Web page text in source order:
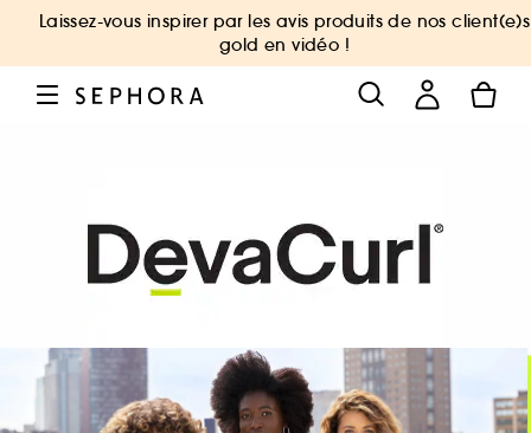
Laissez-vous inspirer par les avis produits de nos client(e)s
gold en vidéo !